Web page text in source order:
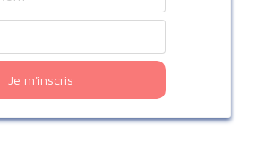
Je m'inscris